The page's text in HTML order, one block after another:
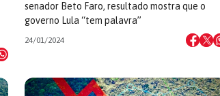
senador Beto Faro, resultado mostra que o
governo Lula “tem palavra”
24/01/2024